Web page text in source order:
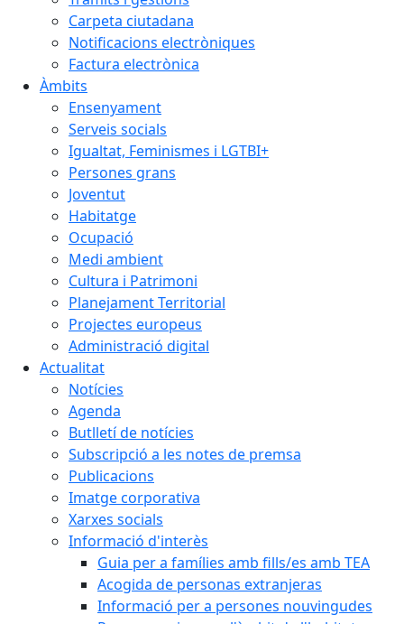
Carpeta ciutadana
Notificacions electròniques
Factura electrònica
Àmbits
Ensenyament
Serveis socials
Igualtat, Feminismes i LGTBI+
Persones grans
Joventut
Habitatge
Ocupació
Medi ambient
Cultura i Patrimoni
Planejament Territorial
Projectes europeus
Administració digital
Actualitat
Notícies
Agenda
Butlletí de notícies
Subscripció a les notes de premsa
Publicacions
Imatge corporativa
Xarxes socials
Informació d'interès
Guia per a famílies amb fills/es amb TEA
Acogida de personas extranjeras
Informació per a persones nouvingudes